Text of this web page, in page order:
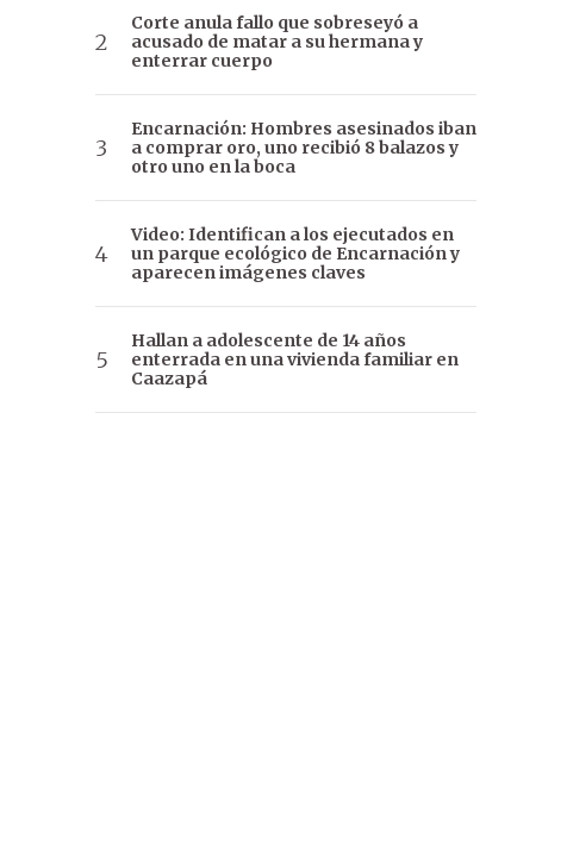
Corte anula fallo que sobreseyó a
acusado de matar a su hermana y
enterrar cuerpo
Encarnación: Hombres asesinados iban
a comprar oro, uno recibió 8 balazos y
otro uno en la boca
Video: Identifican a los ejecutados en
un parque ecológico de Encarnación y
aparecen imágenes claves
Hallan a adolescente de 14 años
enterrada en una vivienda familiar en
Caazapá